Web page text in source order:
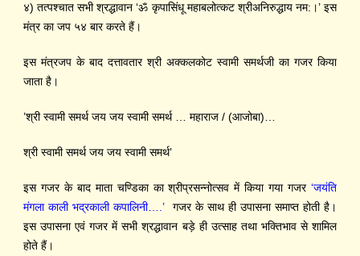
४) तत्पश्चात सभी श्रद्धावान ‘ॐ कृपासिंधू महाबलोत्कट श्रीअनिरुद्धाय नम:।’ इस
मंत्र काजप ५४ बार करते हैं।
इस मंत्रजप के बाद दत्तावतार श्री अक्कलकोट स्वामी समर्थजी का गजर किया
जाता है।
’श्री स्वामी समर्थ जय जय स्वामी समर्थ … महाराज / (आजोबा)…
श्री स्वामी समर्थ जय जय स्वामी समर्थ’
इस गजर के बाद माता चण्डिका का श्रीप्रसन्नोत्सव में किया गया गजर ‘जयंति
मंगला काली भद्रकाली कपालिनी….’
गजर के साथही उपासना समाप्त होती है।
इस उपासना एवं गजर में सभी श्रद्धावान बड़े हीउत्साह तथा भक्तिभाव से शामिल
होते हैं।